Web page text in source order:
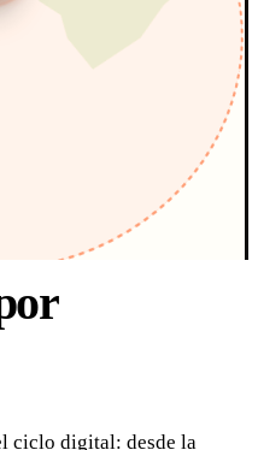
· CARTO
2026
ciclo digital: desde la